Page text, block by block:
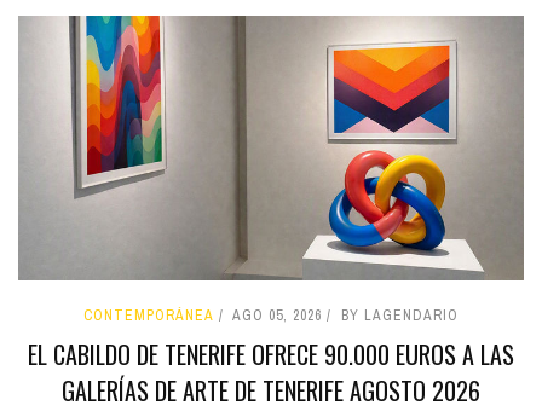
CONTEMPORÁNEA AGO 05, 2026 BY LAGENDARIO
EL CABILDO DE TENERIFE OFRECE 90.000 EUROS A LAS
GALERÍAS DE ARTE DE TENERIFE AGOSTO 2026